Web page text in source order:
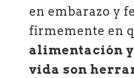
en embarazo y
firmemente en
alimentación
vida son